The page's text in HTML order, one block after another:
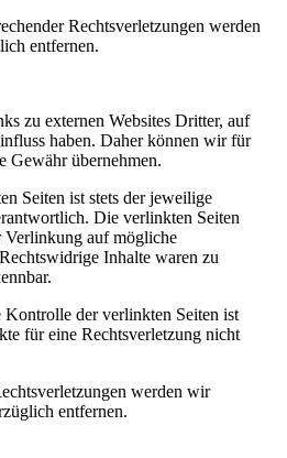
Rechtsverletzungen werden
entfernen.
zu externen Websites Dritter, auf
haben. Daher können wir für
Gewähr übernehmen.
Seiten ist stets der jeweilige
Die verlinkten Seiten
auf mögliche
Inhalte waren zu
der verlinkten Seiten ist
für eine Rechtsverletzung nicht
werden wir
entfernen.